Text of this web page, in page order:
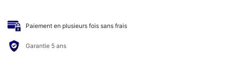
Enceintes
KUPID
Paiement en plusieurs fois sans frais
Garantie 5 ans